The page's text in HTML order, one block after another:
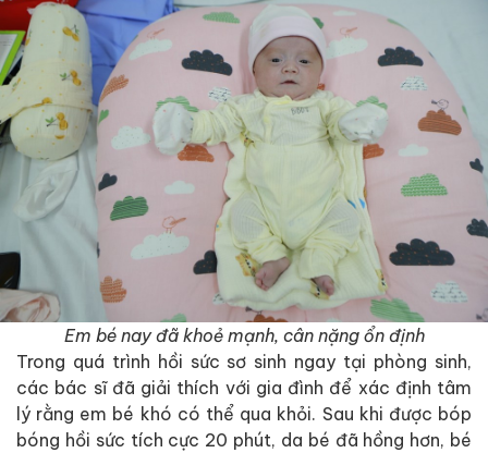
Em bé nay đã khoẻ mạnh, cân nặng ổn định
Trong quá trình hồi sức sơ sinh ngay tại phòng sinh,
các bác sĩ đã giải thích với gia đình để xác định tâm
lý rằng em bé khó có thể qua khỏi. Sau khi được bóp
bóng hồi sức tích cực 20 phút, da bé đã hồng hơn, bé